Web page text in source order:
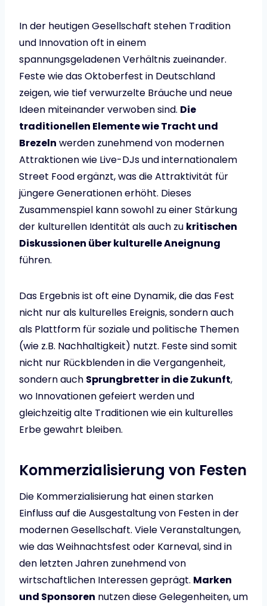
In der heutigen Gesellschaft stehen Tradition
und Innovation oft in einem
spannungsgeladenen Verhältnis zueinander.
Feste wie das Oktoberfest in Deutschland
zeigen, wie tief verwurzelte Bräuche und neue
Ideen miteinander verwoben sind. Die
traditionellen Elemente wie Tracht und
Brezeln werden zunehmend von modernen
Attraktionen wie Live-DJs und internationalem
Street Food ergänzt, was die Attraktivität für
jüngere Generationen erhöht. Dieses
Zusammenspiel kann sowohl zu einer Stärkung
der kulturellen Identität als auch zu kritischen
Diskussionen über kulturelle Aneignung
führen.
Das Ergebnis ist oft eine Dynamik, die das Fest
nicht nur als kulturelles Ereignis, sondern auch
als Plattform für soziale und politische Themen
(wie z.B. Nachhaltigkeit) nutzt. Feste sind somit
nicht nur Rückblenden in die Vergangenheit,
sondern auch Sprungbretter in die Zukunft,
wo Innovationen gefeiert werden und
gleichzeitig alte Traditionen wie ein kulturelles
Erbe gewahrt bleiben.
Kommerzialisierung von Festen
Die Kommerzialisierung hat einen starken
Einfluss auf die Ausgestaltung von Festen in der
modernen Gesellschaft. Viele Veranstaltungen,
wie das Weihnachtsfest oder Karneval, sind in
den letzten Jahren zunehmend von
wirtschaftlichen Interessen geprägt. Marken
und Sponsoren nutzen diese Gelegenheiten, um